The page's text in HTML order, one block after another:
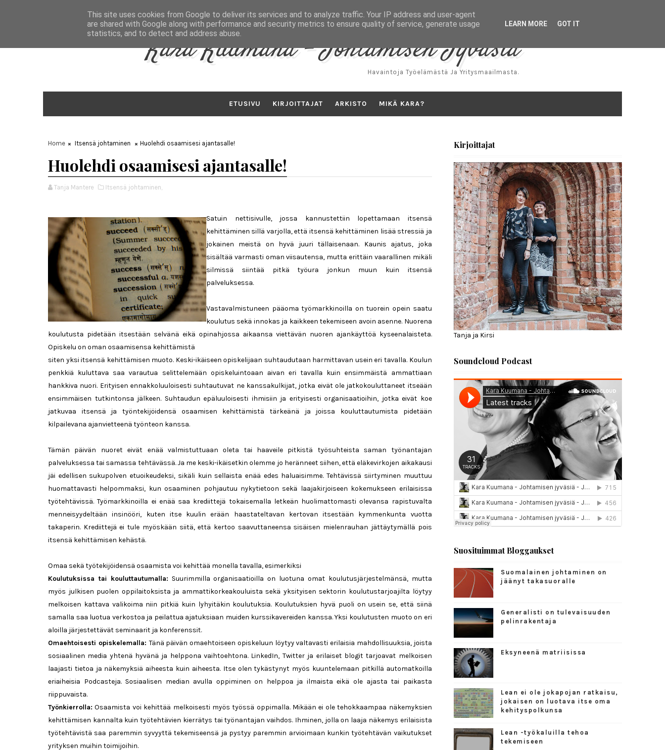
Kara Kuumana - Johtamisen Jyväsiä
Havaintoja Työelämästä Ja Yritysmaailmasta.
ETUSIVU KIRJOITTAJAT ARKISTO MIKÄ KARA?
Home Itsensä johtaminen Huolehdi osaamisesi ajantasalle!
Huolehdi osaamisesi ajantasalle!
Tanja Mantere Itsensä johtaminen,
Satuin nettisivulle, jossa kannustettiin lopettamaan itsensä
kehittäminen sillä varjolla, että itsensä kehittäminen lisää stressiä ja
jokainen meistä on hyvä juuri tällaisenaan. Kaunis ajatus, joka
sisältää varmasti oman viisautensa, mutta erittäin vaarallinen mikäli
silmissä siintää pitkä työura jonkun muun kuin itsensä
palveluksessa.
Vastavalmistuneen pääoma työmarkkinoilla on tuorein opein saatu
koulutus sekä innokas ja kaikkeen tekemiseen avoin asenne. Nuorena
koulutusta pidetään itsestään selvänä eikä opinahjossa aikaansa viettävän nuoren ajankäyttöä kyseenalaisteta.
Opiskelu on oman osaamisensa kehittämistä
siten yksi itsensä kehittämisen muoto. Keski-ikäiseen opiskelijaan suhtaudutaan harmittavan usein eri tavalla. Koulun
penkkiä kuluttava saa varautua selittelemään opiskeluintoaan aivan eri tavalla kuin ensimmäistä ammattiaan
hankkiva nuori. Erityisen ennakkoluuloisesti suhtautuvat ne kanssakulkijat, jotka eivät ole jatkokouluttaneet itseään
ensimmäisen tutkintonsa jälkeen. Suhtaudun epäluuloisesti ihmisiin ja erityisesti organisaatioihin, jotka eivät koe
jatkuvaa itsensä ja työntekijöidensä osaamisen kehittämistä tärkeänä ja joissa kouluttautumista pidetään
kilpailevana ajanvietteenä työnteon kanssa.
Tämän päivän nuoret eivät enää valmistuttuaan oleta tai haaveile pitkistä työsuhteista saman työnantajan
palveluksessa tai samassa tehtävässä. Ja me keski-ikäisetkin olemme jo heränneet siihen, että eläkevirkojen aikakausi
jäi edellisen sukupolven etuoikeudeksi, sikäli kuin sellaista enää edes haluaisimme. Tehtävissä siirtyminen muuttuu
huomattavasti helpommaksi, kun osaaminen pohjautuu nykytietoon sekä laajakirjoiseen kokemukseen erilaisissa
työtehtävissä. Työmarkkinoilla ei enää saa krediittejä tokaisemalla letkeän huolimattomasti olevansa rapistuvalta
menneisyydeltään insinööri, kuten itse kuulin erään haastateltavan kertovan itsestään kymmenkunta vuotta
takaperin. Krediittejä ei tule myöskään siitä, että kertoo saavuttaneensa sisäisen mielenrauhan jättäytymällä pois
itsensä kehittämisen kehästä.
Omaa sekä työtekijöidensä osaamista voi kehittää monella tavalla, esimerkiksi
Koulutuksissa tai kouluttautumalla: Suurimmilla organisaatioilla on luotuna omat koulutusjärjestelmänsä, mutta
myös julkisen puolen oppilaitoksista ja ammattikorkeakouluista sekä yksityisen sektorin koulutustarjoajilta löytyy
melkoisen kattava valikoima niin pitkiä kuin lyhyitäkin koulutuksia. Koulutuksien hyvä puoli on usein se, että siinä
samalla saa luotua verkostoa ja peilattua ajatuksiaan muiden kurssikavereiden kanssa. Yksi koulutusten muoto on eri
aloilla järjestettävät seminaarit ja konferenssit.
Omaehtoisesti opiskelemalla: Tänä päivän omaehtoiseen opiskeluun löytyy valtavasti erilaisia mahdollisuuksia, joista
sosiaalinen media yhtenä hyvänä ja helppona vaihtoehtona. LinkedIn, Twitter ja erilaiset blogit tarjoavat melkoisen
laajasti tietoa ja näkemyksiä aiheesta kuin aiheesta. Itse olen tykästynyt myös kuuntelemaan pitkillä automatkoilla
eriaiheisia Podcasteja. Sosiaalisen median avulla oppiminen on helppoa ja ilmaista eikä ole ajasta tai paikasta
riippuvaista.
Työnkierrolla: Osaamista voi kehittää melkoisesti myös työssä oppimalla. Mikään ei ole tehokkaampaa näkemyksien
kehittämisen kannalta kuin työtehtävien kierrätys tai työnantajan vaihdos. Ihminen, jolla on laaja näkemys erilaisista
työtehtävistä saa paremmin syvyyttä tekemiseensä ja pystyy paremmin arvioimaan kunkin työtehtävän vaikutukset
yrityksen muihin toimijoihin.
Kirjoittajat
Tanja ja Kirsi
Soundcloud Podcast
Suosituimmat Bloggaukset
Suomalainen johtaminen on
jäänyt takasuoralle
Generalisti on tulevaisuuden
pelinrakentaja
Eksyneenä matriisissa
Lean ei ole jokapojan ratkaisu,
jokaisen on luotava itse oma
kehityspolkunsa
Lean -työkaluilla tehoa
tekemiseen
This site uses cookies from Google to deliver its services and to analyze traffic. Your IP address and user-agent
are shared with Google along with performance and security metrics to ensure quality of service, generate usage
statistics, and to detect and address abuse.
LEARN MORE GOT IT